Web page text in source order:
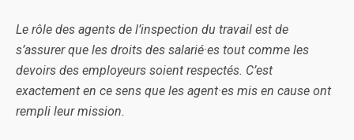
Le rôle des agents de l’inspection du travail est de
s’assurer que les droits des salarié·es tout comme les
devoirs des employeurs soient respectés. C’est
exactement en ce sens que les agent·es mis en cause ont
rempli leur mission.